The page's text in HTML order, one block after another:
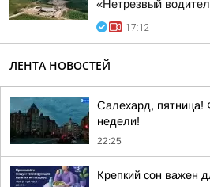
«Нетрезвый
17:12
ЛЕНТА НОВОСТЕЙ
Салехард,
недели!
22:25
Крепкий сон важен